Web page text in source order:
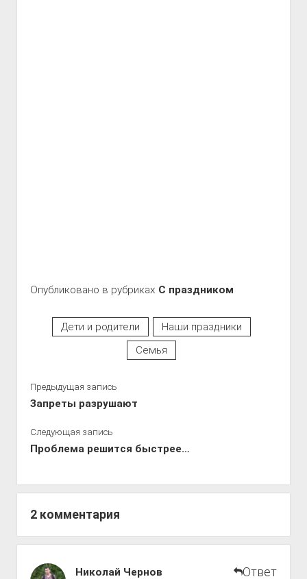
Опубликовано в рубриках С праздником
Дети и родители
Наши праздники
Семья
Предыдущая запись
Запреты разрушают
Следующая запись
Проблема решится быстрее…
2 комментария
Путь Николай Чернов Ответ